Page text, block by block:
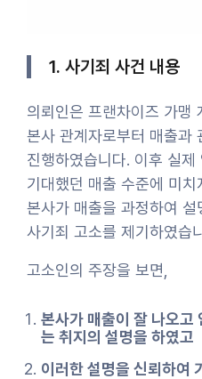
1. 사기죄 사건 내용
의뢰인은 프랜차이즈 가맹
본사 관계자로부터 매출과
진행하였습니다. 이후 실제
기대했던 매출 수준에 미
본사가 매출을 과정하여
사기죄 고소를 제기하였습
고소인의 주장을 보면,
본사가 매출이 잘 나오고
는 취지의 설명을 하였고
이러한 설명을 신뢰하여